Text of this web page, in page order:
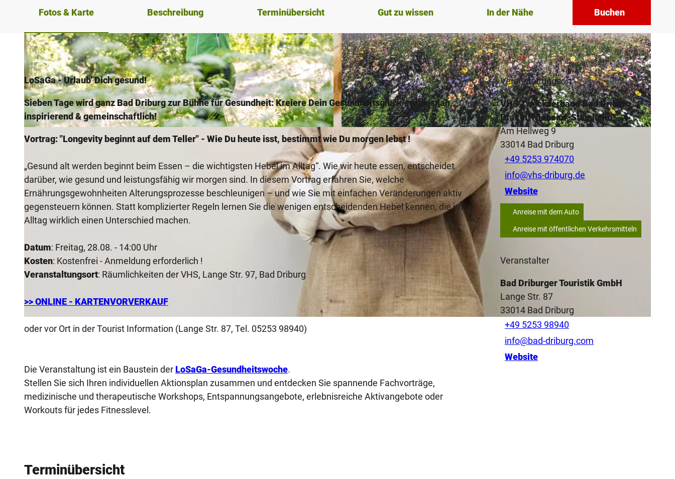
© Bad Driburger Touristik GmbH |CC-BY-SA
Fotos & Karte Beschreibung Terminübersicht Gut zu wissen In der Nähe Buchen
LoSaGa -Urlaub' Dich gesund!
Sieben Tage wird ganz Bad Driburg zur Bühne für Gesundheit: Kreiere Dein Gesundheitsglück - praxisnah,
inspirierend & gemeinschaftlich!
Vortrag: "Longevity beginnt auf dem Teller" - Wie Du heute isst, bestimmt wie Du morgen lebst !
„Gesund alt werden beginnt beim Essen – die wichtigsten Hebel im Alltag“. Wie wir heute essen, entscheidet
darüber, wie gesund und leistungsfähig wir morgen sind. In diesem Vortrag erfahren Sie, welche
Ernährungsgewohnheiten Alterungsprozesse beschleunigen – und wie Sie mit einfachen Veränderungen aktiv
gegensteuern können. Statt komplizierter Regeln lernen Sie die wenigen entscheidenden Hebel kennen, die im
Alltag wirklich einen Unterschied machen.
Datum: Freitag, 28.08. - 14:00 Uhr
Kosten: Kostenfrei - Anmeldung erforderlich !
Veranstaltungsort: Räumlichkeiten der VHS, Lange Str. 97, Bad Driburg
>> ONLINE - KARTENVORVERKAUF
oder vor Ort in der Tourist Information (Lange Str. 87, Tel. 05253 98940)
Die Veranstaltung ist ein Baustein der LoSaGa-Gesundheitswoche.
Stellen Sie sich Ihren individuellen Aktionsplan zusammen und entdecken Sie spannende Fachvorträge,
medizinische und therapeutische Workshops, Entspannungsangebote, erlebnisreiche Aktivangebote oder
Workouts für jedes Fitnesslevel.
Terminübersicht
Veranstaltungsort
VHS Zweckverband Bad Driburg,
Brakel, Nieheim, Steinheim
Am Hellweg 9
33014 Bad Driburg
+49 5253 974070
info@vhs-driburg.de
Website
Anreise mit dem Auto
Anreise mit öffentlichen Verkehrsmitteln
Veranstalter
Bad Driburger Touristik GmbH
Lange Str. 87
33014 Bad Driburg
+49 5253 98940
info@bad-driburg.com
Website